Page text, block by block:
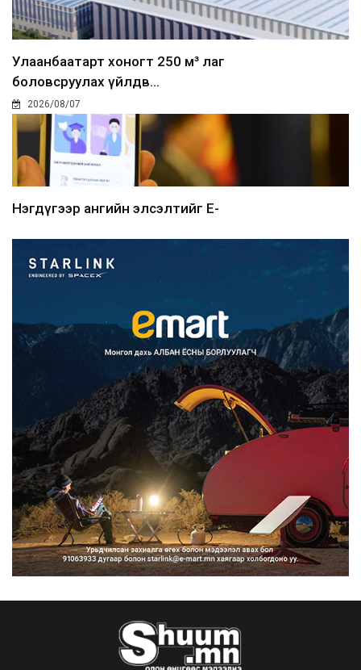
Улаанбаатарт хоногт 250 м³ лаг
боловсруулах үйлдв...
2026/08/07
Нэгдүгээр ангийн элсэлтийг E-
Францад иргэд рүү зөвшөөрөлгүй
сурталчилгааны дууд...
2026/08/07
Нийтийн тээврийн Ч:19А чиглэлийн
замналд түр хугац...
2026/08/07
Автомашины улсын дугаар сондгой